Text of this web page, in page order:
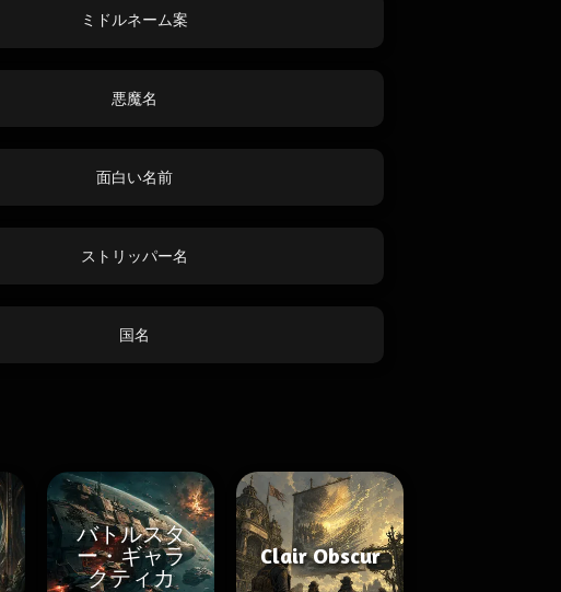
ミドルネーム案
悪魔名
面白い名前
ストリッパー名
国名
バトルスタ
ー・ギャラ
クティカ
Clair Obscur